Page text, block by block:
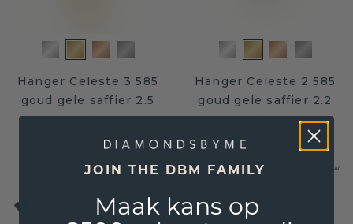
Hanger Celeste 3 585
goud gele saffier 2.5
mm
€ 729,-
Excl. Tax & BTW
Hanger Celeste 2 585
goud gele saffier 2.2
mm
€ 452,-€ 565,- Excl. Tax & BTW
Ontdek ons brede scala aan kettingen of
ontwerp zelf de juiste hanger!
JOIN THE DBM FAMILY
Maak kans op